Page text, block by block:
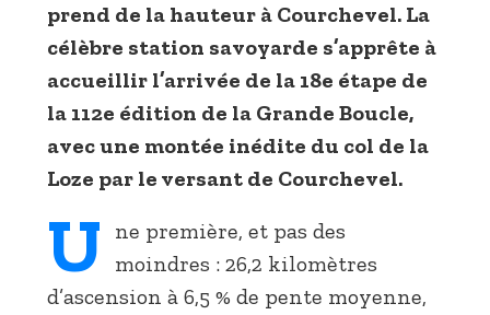
prend de la hauteur à Courchevel. La
célèbre station savoyarde s’apprête à
accueillir l’arrivée de la 18e étape de
la 112e édition de la Grande Boucle,
avec une montée inédite du col de la
Loze par le versant de Courchevel.
U
ne première, et pas des
moindres : 26,2 kilomètres
d’ascension à 6,5 % de pente moyenne,